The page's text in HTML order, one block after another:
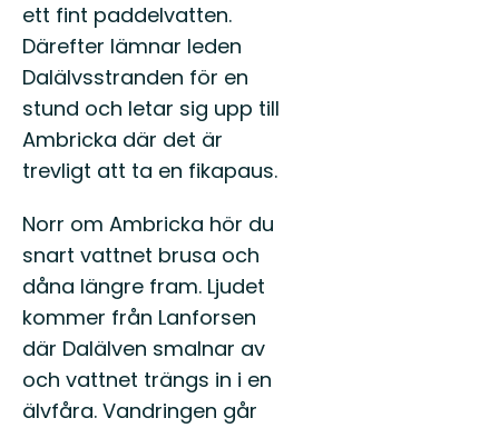
ett fint paddelvatten.
Därefter lämnar leden
Dalälvsstranden för en
stund och letar sig upp till
Ambricka där det är
trevligt att ta en fikapaus.
Norr om Ambricka hör du
snart vattnet brusa och
dåna längre fram. Ljudet
kommer från Lanforsen
där Dalälven smalnar av
och vattnet trängs in i en
älvfåra. Vandringen går